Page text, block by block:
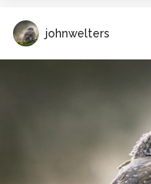
johnwelters